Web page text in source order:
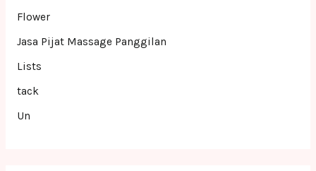
Flower
Jasa Pijat Massage Panggilan
Lists
tack
Un